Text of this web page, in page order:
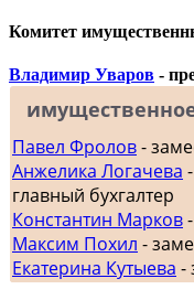
Комитет
Владимир Уваров -
Павел Фролов-
Анжелика Логачева
главный бухгалтер
Константин Марков
Максим Похил -
Екатерина Кутыева -